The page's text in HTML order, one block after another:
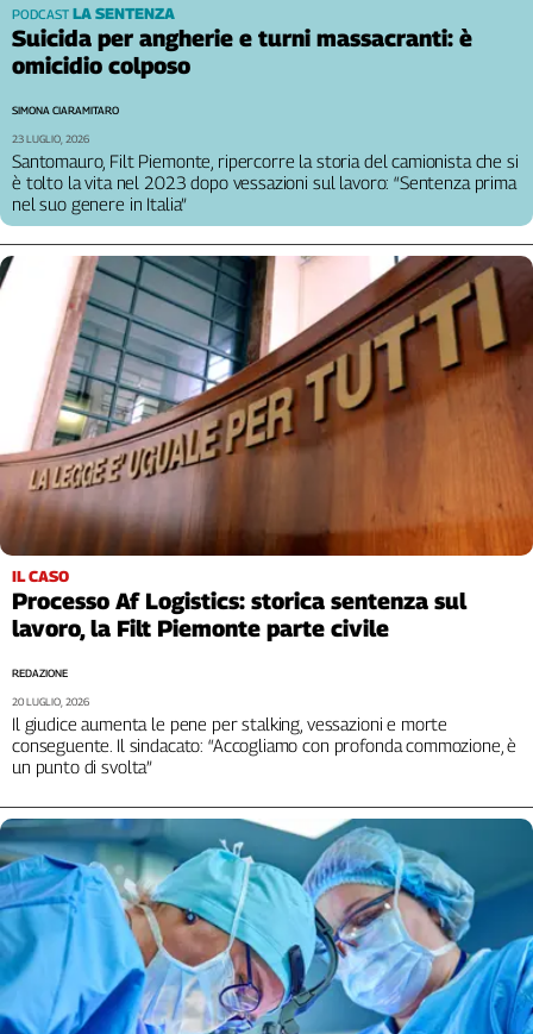
PODCAST LA SENTENZA
Suicida per angherie e turni massacranti: è
omicidio colposo
Santomauro, Filt Piemonte, ripercorre la storia del camionista che si
è tolto la vita nel 2023 dopo vessazioni sul lavoro: “Sentenza prima
nel suo genere in Italia”
SIMONA CIARAMITARO
23 LUGLIO, 2026
IL CASO
Processo Af Logistics: storica sentenza sul
lavoro, la Filt Piemonte parte civile
Il giudice aumenta le pene per stalking, vessazioni e morte
conseguente. Il sindacato: “Accogliamo con profonda commozione, è
un punto di svolta”
REDAZIONE
20 LUGLIO, 2026